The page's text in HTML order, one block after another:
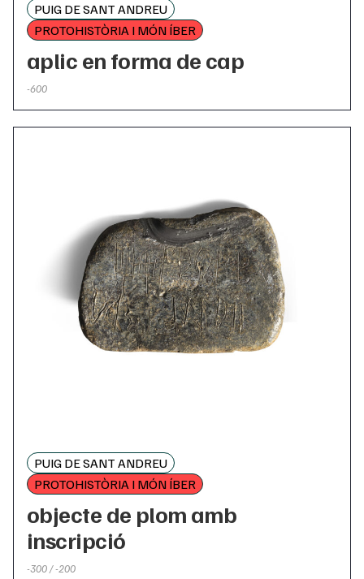
PUIG DE SANT ANDREU
PROTOHISTÒRIA I MÓN ÍBER
aplic en forma de cap
-600
PUIG DE SANT ANDREU
PROTOHISTÒRIA I MÓN ÍBER
objecte de plom amb
inscripció
-300 / -200